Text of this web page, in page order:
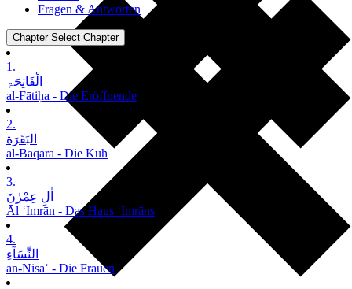
Fragen & Antworten
Chapter Select Chapter
1.
الْفَاتِحَۃِ
al-Fātiḥa - Die Eröffnende
2.
البَقَرَة
al-Baqara - Die Kuh
3.
اٰلِ عِمْرٰنَ
Āl ʿImrān - Das Haus ʿImrāns
4.
النِّسَآءِ
an-Nisāʾ - Die Frauen